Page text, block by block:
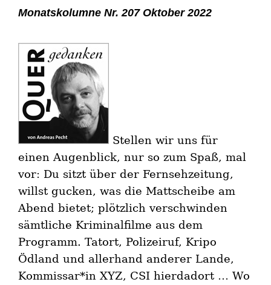
Monatskolumne Nr. 207 Oktober 2022
Stellen wir uns für
einen Augenblick, nur so zum Spaß, mal
vor: Du sitzt über der Fernsehzeitung,
willst gucken, was die Mattscheibe am
Abend bietet; plötzlich verschwinden
sämtliche Kriminalfilme aus dem
Programm. Tatort, Polizeiruf, Kripo
Ödland und allerhand anderer Lande,
Kommissar*in XYZ, CSI hierdadort … Wo